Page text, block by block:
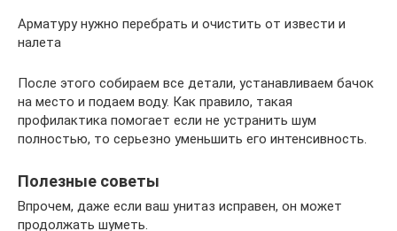
Арматуру нужно перебрать и очистить от извести и
налета
После этого собираем все детали, устанавливаем бачок
на место и подаем воду. Как правило, такая
профилактика помогает если не устранить шум
полностью, то серьезно уменьшить его интенсивность.
Полезные советы
Впрочем, даже если ваш унитаз исправен, он может
продолжать шуметь.